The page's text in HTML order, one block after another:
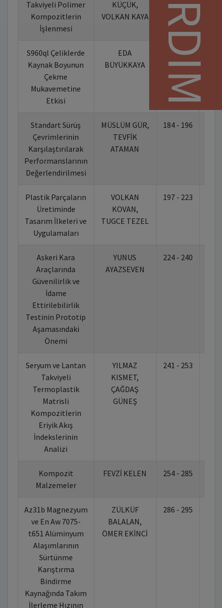
Takviyeli Polimer
Kompozitlerin
İşlenmesi
KÜÇÜK,
VOLKAN KAYA
S960ql Çeliklerde
Kaynak Boyunun
Çekme
Mukavemetine
Etkisi
EDA
BÜYÜKKAYA
162 - 183
Standart Sürüş
Çevrimlerinin
Karşılaştırılarak
Performanslarının
Değerlendirilmesi
MÜSLÜM GÜR,
TEVFİK
ATAMAN
184 - 196
Plastik Parçaların
Üretiminde
Tasarım İlkeleri ve
Uygulamaları
VOLKAN
KOVAN,
TUGCE TEZEL
197 - 223
Askeri Kara
Araçlarında
Güvenilirlik ve
İdame
Ettirilebilirlik
Testinin Prototip
Aşamasındaki
Önemi
YUNUS
AYAZSEVEN
224 - 240
Seryum ve Lantan
Takviyeli
Termoplastik
Matrisli
Kompozitlerin
Eriyik Akış
İndekslerinin
Analizi
YILMAZ
KISMET,
ÇAĞDAŞ
GÜNEŞ
241 - 253
Kompozit
Malzemeler
FEVZİ KELEN 254 - 285
Az31b Magnezyum
ve En Aw 7075-
t651 Alüminyum
Alaşımlarının
Sürtünme
Karıştırma
Bindirme
Kaynağında Takım
İlerleme Hızının
ZÜLKÜF
BALALAN,
ÖMER EKİNCİ
286 - 295